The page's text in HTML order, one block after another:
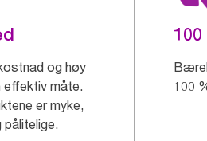
og høy
effektiv måte.
er myke,
pålitelige.
100